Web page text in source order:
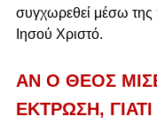
συγχωρεθεί μέσω της
Ιησού Χριστό.
ΑΝ Ο ΘΕΟΣ
ΕΚΤΡΩΣΗ, ΓΙΑΤΙ